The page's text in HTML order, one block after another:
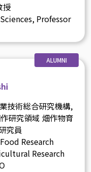
授
Professor
ALUMNI
技術総合研究機構,
研究領域 畑作物育
究員
Research
Research